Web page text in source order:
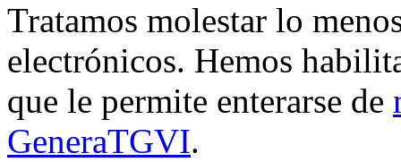
Tratamos molestar lo
electrónicos. Hemos
que le permite enterarse de
GeneraTGVI.